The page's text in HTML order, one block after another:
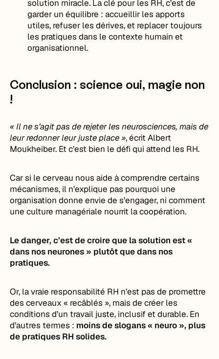
solution miracle. La clé pour les RH, c’est de
garder un équilibre : accueillir les apports
utiles, refuser les dérives, et replacer toujours
les pratiques dans le contexte humain et
organisationnel.
Conclusion : science oui, magie non
!
« Il ne s’agit pas de rejeter les neurosciences, mais de
leur redonner leur juste place », écrit Albert
Moukheiber. Et c’est bien le défi qui attend les RH.
Car si le cerveau nous aide à comprendre certains
mécanismes, il n’explique pas pourquoi une
organisation donne envie de s’engager, ni comment
une culture managériale nourrit la coopération.
Le danger, c’est de croire que la solution est «
dans nos neurones » plutôt que dans nos
pratiques.
Or, la vraie responsabilité RH n’est pas de promettre
des cerveaux « recâblés », mais de créer les
conditions d’un travail juste, inclusif et durable. En
d’autres termes : moins de slogans « neuro », plus
de pratiques RH solides.